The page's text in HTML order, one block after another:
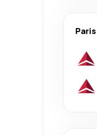
Paris